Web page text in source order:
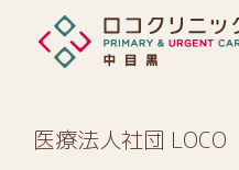
医療法人社団 LOCO